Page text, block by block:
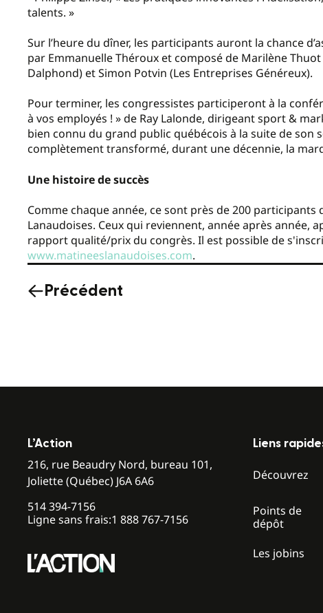
talents. »
Sur l’heure du dîner, les participants auront la chance
par Emmanuelle Théroux et composé de Marilène
Dalphond) et Simon Potvin (Les Entreprises Généreux).
Pour terminer, les congressistes participeront à la
à vos employés ! » de Ray Lalonde, dirigeant sport &
bien connu du grand public québécois à la suite de son
complètement transformé, durant une décennie, la
Une histoire de succès
Comme chaque année, ce sont près de 200
Lanaudoises. Ceux qui reviennent, année après année,
rapport qualité/prix du congrès. Il est possible de
www.matineeslanaudoises.com.
Précédent
L’Action
216, rue Beaudry Nord, bureau 101,
Joliette (Québec) J6A 6A6
514 394-7156
Ligne sans frais:1 888 767-7156
Liens
Découvrez
Points de
dépôt
Les jobins